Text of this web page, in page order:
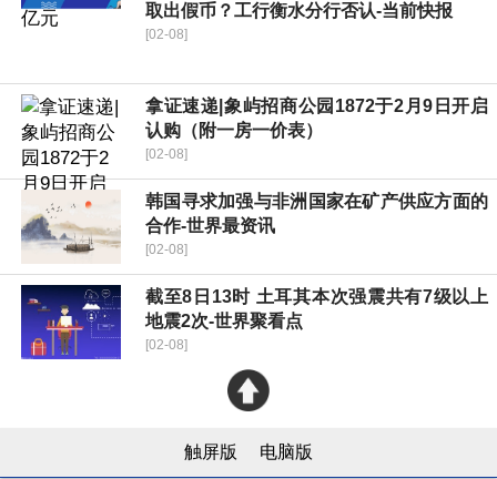
取出假币？工行衡水分行否认-当前快报
[02-08]
拿证速递|象屿招商公园1872于2月9日开启
认购（附一房一价表）
[02-08]
韩国寻求加强与非洲国家在矿产供应方面的
合作-世界最资讯
[02-08]
截至8日13时 土耳其本次强震共有7级以上
地震2次-世界聚看点
[02-08]
触屏版 电脑版